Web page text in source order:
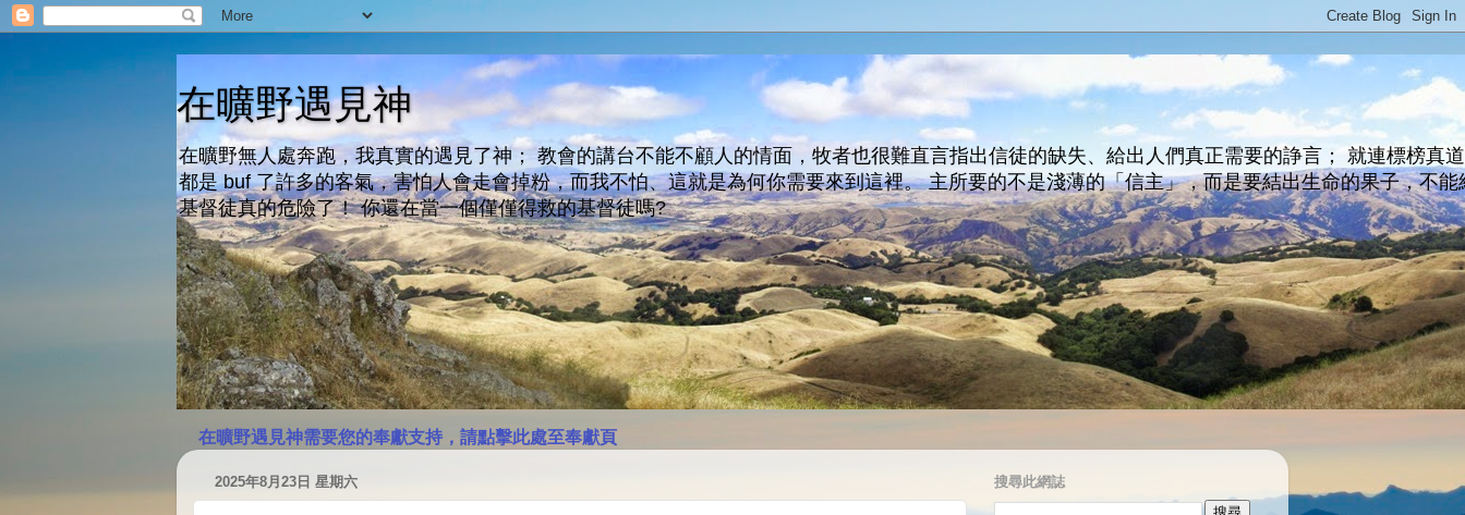
在曠野遇見神
在曠野無人處奔跑，我真實的遇見了神； 教會的講台不能不顧人的情面，牧者也很難直言指出信徒的缺失、給出人們真正需要的諍言； 就連標榜真
都是 buf 了許多的客氣，害怕人會走會掉粉，而我不怕、這就是為何你需要來到這裡。 主所要的不是淺薄的「信主」，而是要結出生命的果子，不能
基督徒真的危險了！ 你還在當一個僅僅得救的基督徒嗎?
在曠野遇見神需要您的奉獻支持，請點擊此處至奉獻頁
2025年8月23日 星期六 搜尋此網誌